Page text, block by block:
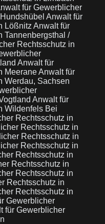
für Gewerblicher
Anwalt für
Lößnitz Anwalt für
Tannenbergsthal /
Rechtsschutz in
Anwalt für
MeeraneAnwalt für
Werdau, Sachsen
Anwalt für
Wildenfels Bei
Rechtsschutz in
Rechtsschutz in
Rechtsschutz in
Rechtsschutz in
Rechtsschutz in
Rechtsschutz in
Rechtsschutz in
Rechtsschutz in
Rechtsschutz in
Gewerblicher
für Gewerblicher